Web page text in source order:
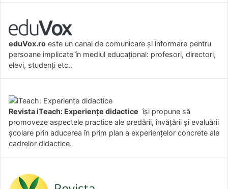
eduVox.ro este un canal de comunicare și informare pentru
persoane implicate în mediul educațional: profesori, directori,
elevi, studenți etc..
Revista iTeach: Experienţe didactice îşi propune să
promoveze aspectele practice ale predării, învăţării şi evaluării
şcolare prin aducerea în prim plan a experienţelor concrete ale
cadrelor didactice.